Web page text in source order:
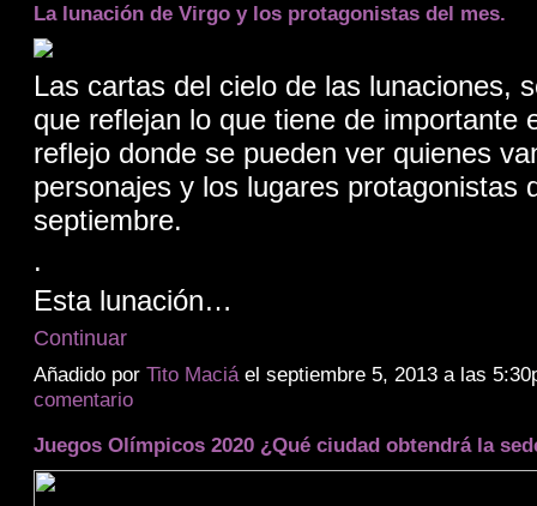
La lunación de Virgo y los protagonistas del mes.
Las cartas del cielo de las lunaciones,
que reflejan lo que tiene de importante
reflejo donde se pueden ver quienes
personajes y los lugares protagonistas
septiembre.
.
Esta lunación…
Continuar
Añadido por Tito Maciáel septiembre 5, 2013 a las
comentario
Juegos Olímpicos 2020 ¿Qué ciudad obtendrá la